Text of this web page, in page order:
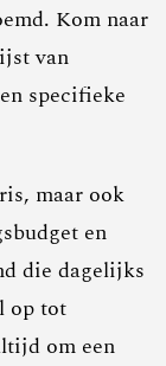
Kom naar
van
specifieke
maar ook
en
die dagelijks
op tot
om een